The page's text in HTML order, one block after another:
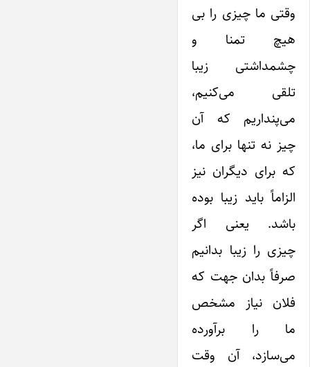
وقتی ما چیزی را بی
هیچ تمنا و
چشمداشتی زیبا
تلقی می‌کنیم،
می‌پنداریم که آن
چیز نه تنها برای ما،
که برای دیگران نیز
الزاماً باید زیبا بوده
باشد. یعنی اگر
چیزی را زیبا بدانیم
صرفاً بدان جهت که
فلان نیاز مشخص
ما را برآورده
می‌سازد، آن وقت